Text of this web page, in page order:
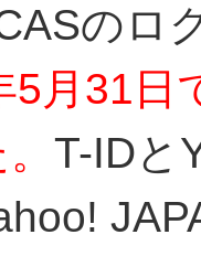
のロ
5月31日
T-IDと